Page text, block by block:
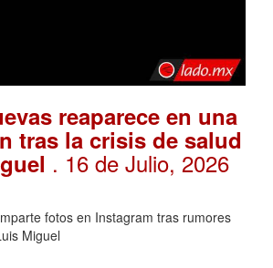
reaparece en una
tras la crisis de salud
. 16 de Julio, 2026
fotos en Instagram tras rumores
Miguel